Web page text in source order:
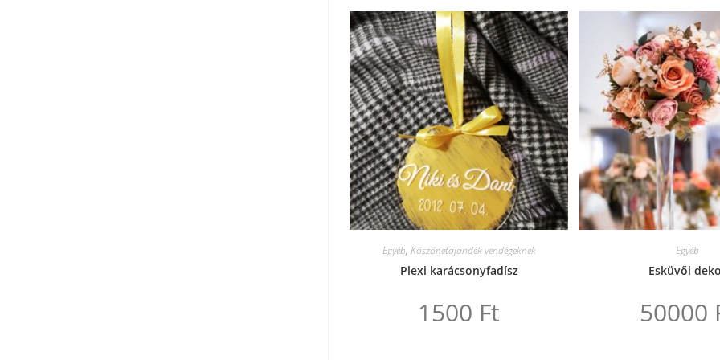
Egyéb, Köszönetajándék vendégeknek
Plexi karácsonyfadísz
1500 Ft
Egyéb
Esküvői
50000